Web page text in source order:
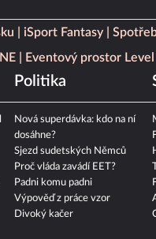
iSport Fantasy
Eventový prostor
Politika
Nová superdávka: kdo na ní
dosáhne?
Sjezd sudetských Němců
Proč vláda zavádí EET?
Padni komu padni
Výpověď z práce vzor
Divoký kačer